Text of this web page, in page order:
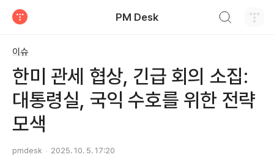
PM Desk
이슈
한미 관세 협상, 긴급 회의 소집:
대통령실, 국익 수호를 위한 전략
모색
pmdesk 2025. 10. 5. 17:20